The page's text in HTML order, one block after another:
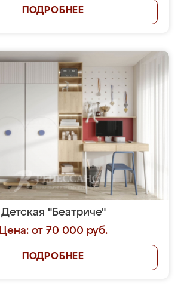
ПОДРОБНЕЕ
Детская "Беатриче"
Цена: от 70 000 руб.
ПОДРОБНЕЕ